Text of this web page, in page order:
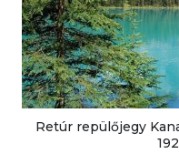
Retúr repülőjegy